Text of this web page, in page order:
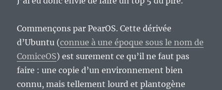
Commençons par PearOS. Cette dérivée
d’Ubuntu (connue à une époque sous le nom de
ComiceOS) est surement ce qu’il ne faut pas
faire : une copie d’un environnement bien
connu, mais tellement lourd et plantogène